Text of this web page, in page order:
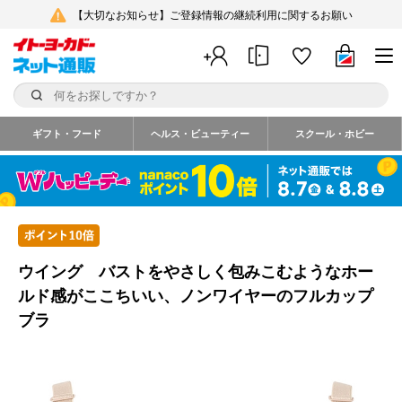
【大切なお知らせ】ご登録情報の継続利用に関するお願い
ギフト・フード ヘルス・ビューティー スクール・ホビー
ウイング バストをやさしく包みこむようなホー
ルド感がここちいい、ノンワイヤーのフルカップ
ブラ